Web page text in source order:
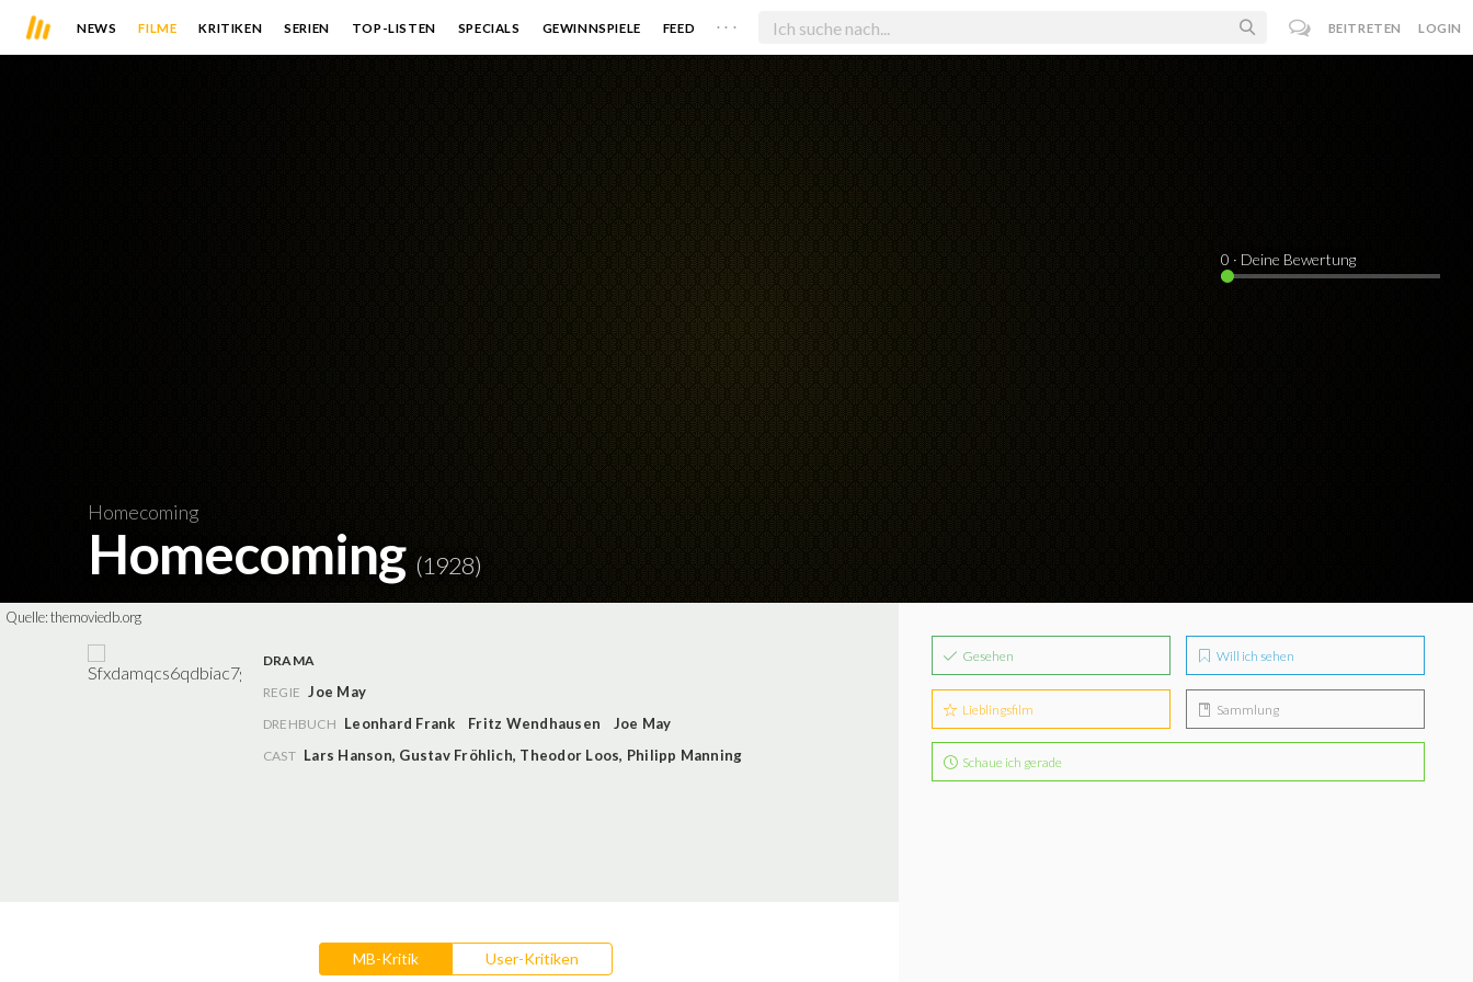
NEWS FILME KRITIKEN SERIEN TOP-LISTEN SPECIALS GEWINNSPIELE FEED . . . BEITRETEN LOGIN
Homecoming
Homecoming (1928)
0 · Deine Bewertung
Quelle:themoviedb.org
DRAMA
REGIE Joe May
DREHBUCH Leonhard Frank Fritz Wendhausen Joe May
CAST Lars Hanson, Gustav Fröhlich, Theodor Loos, Philipp Manning
MB-Kritik User-Kritiken
Gesehen Will ich sehen
Lieblingsfilm Sammlung
Schaue ich gerade